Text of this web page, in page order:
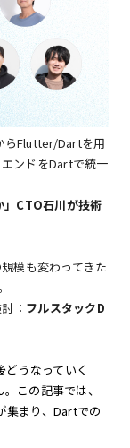
らFlutter/Dartを用
ンドをDartで統一
」CTO石川が技術
模も変わってきた
： フルスタックD
どうなっていく
この記事では、
集まり、Dartでの